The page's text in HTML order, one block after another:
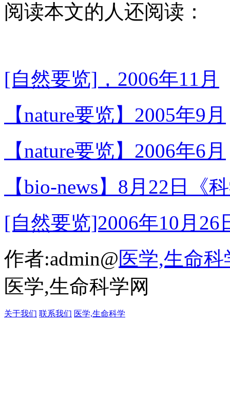
阅读本文的人还阅读：
[自然要览]，2006年11月
【nature要览】2005年9月
【nature要览】2006年6月
【bio-news】8月22日《
[自然要览]2006年10月26
作者:admin@医学,生命科
医学,生命科学网
关于我们 联系我们 医学,生命科学